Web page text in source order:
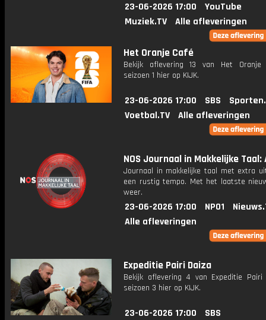
23-06-2026 17:00
YouTube
Muziek.TV
Alle afleveringen
Het Oranje Café
Bekijk aflevering 13 van Het
seizoen 1 hier op KIJK.
23-06-2026 17:00 SBS
Voetbal.TV
Alle afleveringen
NOS Journaal in Makkelijke Taal:
Journaal in makkelijke taal met extra
een rustig tempo. Met het laatste
weer.
23-06-2026 17:00 NPO1
Alle afleveringen
Expeditie Pairi Daiza
Bekijk aflevering 4 van Expeditie
seizoen 3 hier op KIJK.
23-06-2026 17:00
SBS